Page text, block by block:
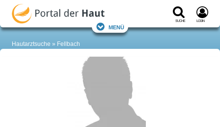
Suche Login
Menü
Hautarztsuche Fellbach